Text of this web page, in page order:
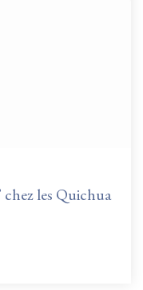
les Quichua